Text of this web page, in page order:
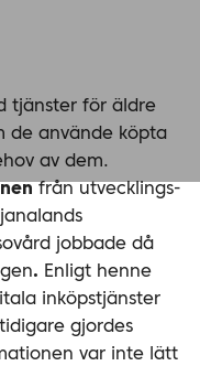
tjänster för äldre
de använde köpta
av dem.
från utvecklings-
jobbade då
. Enligt henne
inköpstjänster
gjordes
var inte lätt